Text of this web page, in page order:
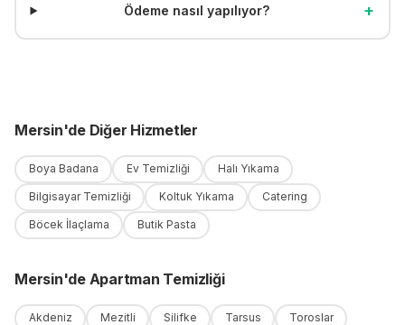
Ödeme nasıl yapılıyor? +
Mersin'deDiğer Hizmetler
Boya Badana Ev Temizliği Halı Yıkama
Bilgisayar Temizliği Koltuk Yıkama Catering
Böcek İlaçlama Butik Pasta
Mersin'de Apartman Temizliği
Akdeniz Mezitli Silifke Tarsus Toroslar